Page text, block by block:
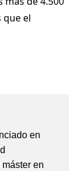
el
en
en